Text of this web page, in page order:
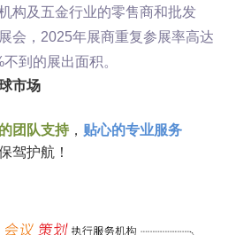
构及五金行业的零售商和批发
会，2025年展商重复参展率高达
到的展出面积。
市场
团队支持， 贴心的专业服务
驾护航！